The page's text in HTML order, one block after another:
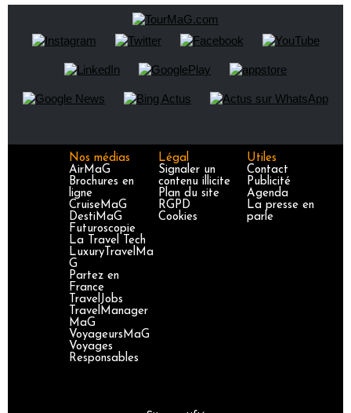
Nos médias
AirMaG
Brochures en
ligne
CruiseMaG
DestiMaG
Futuroscopie
La Travel Tech
LuxuryTravelMa
G
Partez en
France
TravelJobs
TravelManager
MaG
VoyageursMaG
Voyages
Responsables
Légal
Signaler un
contenu illicite
Plan du site
RGPD
Cookies
Utiles
Contact
Publicité
Agenda
La presse en
parle